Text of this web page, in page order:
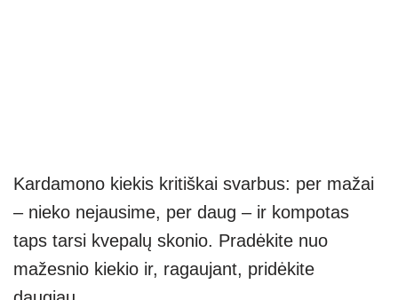
Kardamono kiekis kritiškai svarbus: per mažai
– nieko nejausime, per daug – ir kompotas
taps tarsi kvepalų skonio. Pradėkite nuo
mažesnio kiekio ir, ragaujant, pridėkite